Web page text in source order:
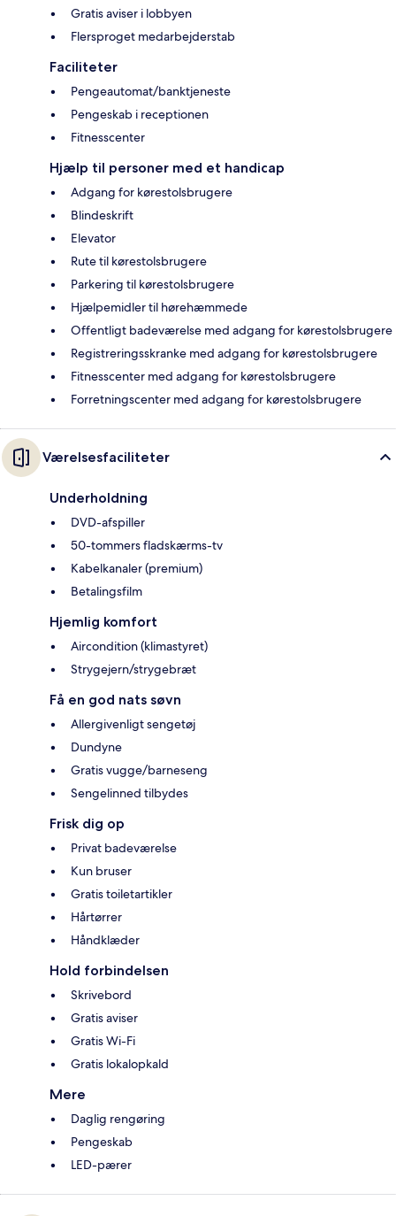
Gratis aviser i lobbyen
Flersproget medarbejderstab
Faciliteter
Pengeautomat/banktjeneste
Pengeskab i receptionen
Fitnesscenter
Hjælp til personer med et handicap
Adgang for kørestolsbrugere
Blindeskrift
Elevator
Rute til kørestolsbrugere
Parkering til kørestolsbrugere
Hjælpemidler til hørehæmmede
Offentligt badeværelse med adgang for kørestolsbrugere
Registreringsskranke med adgang for kørestolsbrugere
Fitnesscenter med adgang for kørestolsbrugere
Forretningscenter med adgang for kørestolsbrugere
Værelsesfaciliteter
Underholdning
DVD-afspiller
50-tommers fladskærms-tv
Kabelkanaler (premium)
Betalingsfilm
Hjemlig komfort
Aircondition (klimastyret)
Strygejern/strygebræt
Få en god nats søvn
Allergivenligt sengetøj
Dundyne
Gratis vugge/barneseng
Sengelinned tilbydes
Frisk dig op
Privat badeværelse
Kun bruser
Gratis toiletartikler
Hårtørrer
Håndklæder
Hold forbindelsen
Skrivebord
Gratis aviser
Gratis Wi-Fi
Gratis lokalopkald
Mere
Daglig rengøring
Pengeskab
LED-pærer